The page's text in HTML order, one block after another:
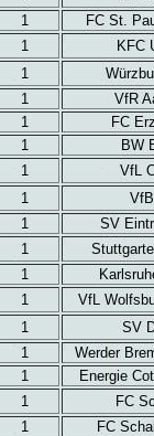
1
FC St.
1
KFC
1
1
VfR
1
FC
1
BW
1
VfL
1
1
SV
1
1
1
VfL
1
SV
1
Werder
1
Energie
1
FC
1
FC